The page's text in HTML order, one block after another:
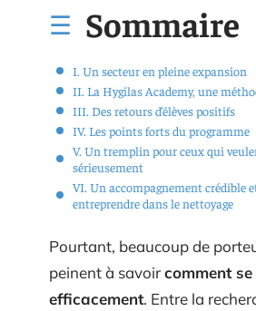
Sommaire
I. Un secteur en pleine expansion
II. La Hygilas Academy, une
III. Des retours d’élèves positifs
IV. Les points forts du programme
V. Un tremplin pour ceux qui
sérieusement
VI. Un accompagnement crédible
entreprendre dans le nettoyage
Pourtant, beaucoup de
peinent à savoircomment
efficacement. Entre la